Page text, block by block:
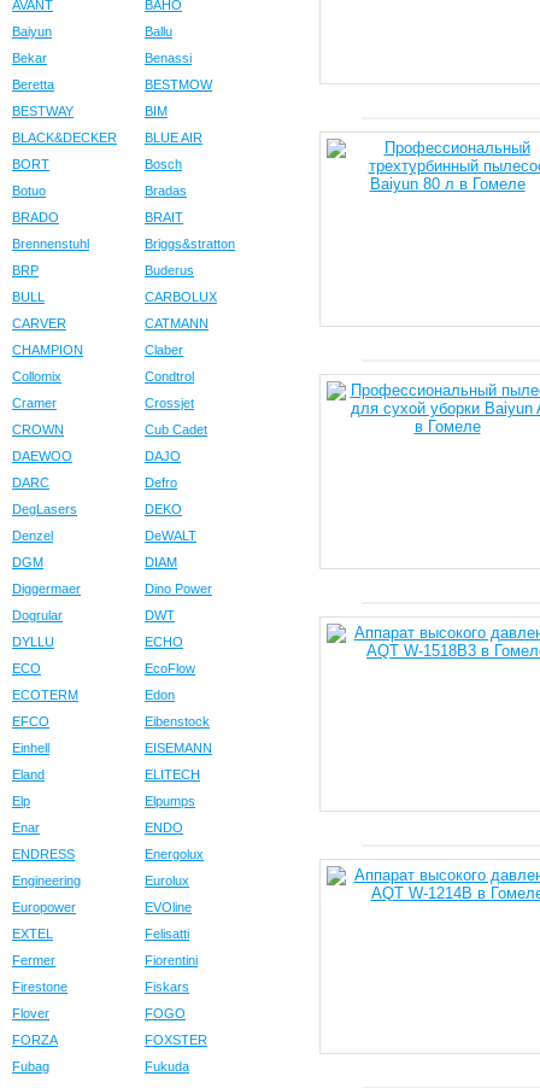
AVANT
BAHO
Baiyun
Ballu
Bekar
Benassi
Beretta
BESTMOW
BESTWAY
BIM
BLACK&DECKER
BLUE AIR
BORT
Bosch
Botuo
Bradas
BRADO
BRAIT
Brennenstuhl
Briggs&stratton
BRP
Buderus
BULL
CARBOLUX
CARVER
CATMANN
CHAMPION
Claber
Collomix
Condtrol
Cramer
Crossjet
CROWN
Cub Cadet
DAEWOO
DAJO
DARC
Defro
DegLasers
DEKO
Denzel
DeWALT
DGM
DIAM
Diggermaer
Dino Power
Dogrular
DWT
DYLLU
ECHO
ECO
EcoFlow
ECOTERM
Edon
EFCO
Eibenstock
Einhell
EISEMANN
Eland
ELITECH
Elp
Elpumps
Enar
ENDO
ENDRESS
Energolux
Engineering
Eurolux
Europower
EVOline
EXTEL
Felisatti
Fermer
Fiorentini
Firestone
Fiskars
Flover
FOGO
FORZA
FOXSTER
Fubag
Fukuda